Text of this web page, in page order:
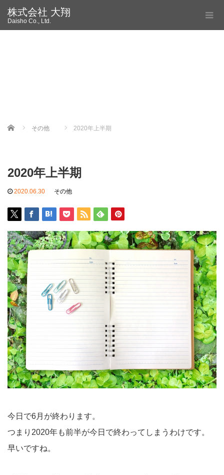
株式会社 大翔
Daisho Co., Ltd.
Home その他 2020年上半期
2020年上半期
2020.06.30 その他
今日で6月が終わります。
つまり2020年も前半が今日で終わってしまうわけです。
早いですね。